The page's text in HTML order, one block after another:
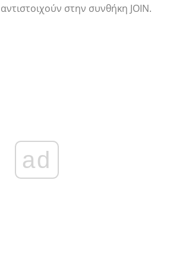
στην συνθήκη JOIN.
ad